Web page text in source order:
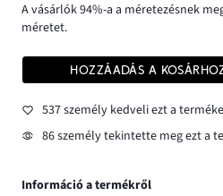
A vásárlók 94%-a a méretezésnek
méretet.
HOZZÁADÁS A
537 személy kedveli ezt a
86 személy tekintette meg ezt a
Információ a termékről